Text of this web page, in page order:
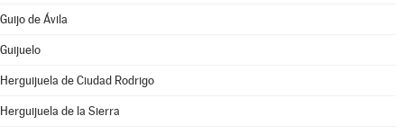
Guijo de Ávila
Guijuelo
Herguijuela de Ciudad Rodrigo
Herguijuela de la Sierra